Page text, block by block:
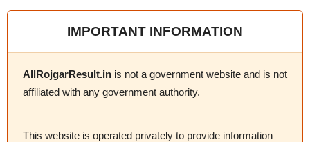
IMPORTANT INFORMATION
AllRojgarResult.in is not a government website and is not
affiliated with any government authority.
This website is operated privately to provide information